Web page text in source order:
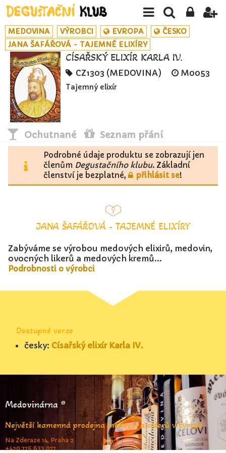
MEDOVINA VÝROBCI EVROPA
ČESKO
JANA ŠAFÁŘOVÁ - TAJEMNÉ ELIXÍRY
CÍSAŘSKÝ ELIXÍR KARLA IV.
CZ1303 (MEDOVINA) M0053
Tajemný elixír
Ochutnané Seznam přání
Podrobné údaje produktu se zobrazují jen
členům Degustačního klubu. Základní
členství je bezplatné,
přihlásit se!
JANA ŠAFÁŘOVÁ - TAJEMNÉ ELIXÍRY
Zabýváme se výrobou medových elixirů, medovin,
ovocných likerů a medových kremů...
Podrobnosti o výrobci
Dostupné verze
česky: Císařský elixír Karla IV.
Medovinárna ®
Největší kamenná prodejna medovin a ciderů v Evropě
Na Zderaze 14, Praha 2
+420 775 633 077